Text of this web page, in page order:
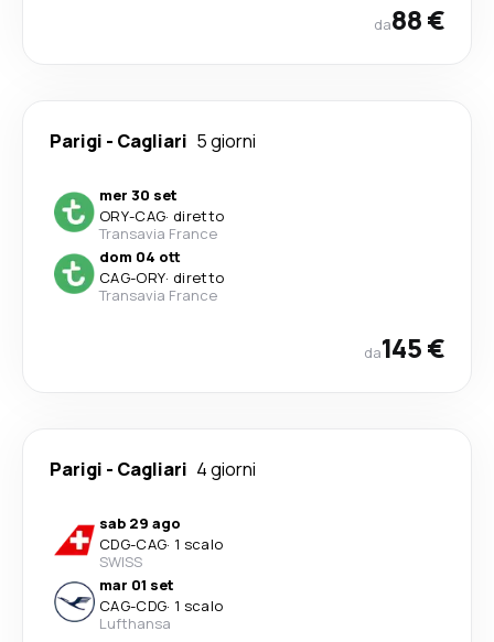
da88 €
Parigi - Cagliari 5 giorni
mer 30 set
ORY-CAG· diretto
Transavia France
dom 04 ott
CAG-ORY· diretto
Transavia France
da145 €
Parigi - Cagliari 4 giorni
sab 29 ago
CDG-CAG· 1 scalo
SWISS
mar 01 set
CAG-CDG· 1 scalo
Lufthansa